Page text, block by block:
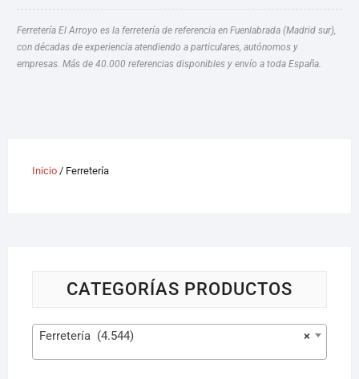
Ferretería El Arroyo es la ferretería de referencia en Fuenlabrada (Madrid sur),
con décadas de experiencia atendiendo a particulares, autónomos y
empresas. Más de 40.000 referencias disponibles y envío a toda España.
Inicio/ Ferretería
CATEGORÍAS PRODUCTOS
×
Ferretería (4.544)